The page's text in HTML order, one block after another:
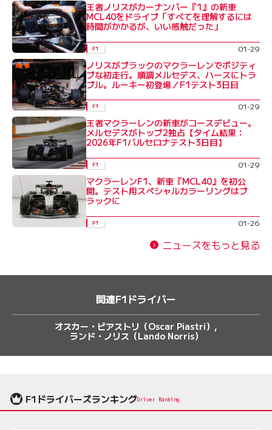
王者ノリスがカーナンバー『1』の新車
MCL40をドライブ「すべてを理解するには
時間がかかるが、いい感触だった」
F1 01-29
ノリスがブラックのマクラーレンでポジティ
ブな初走行。順調メルセデス、ハースにトラ
ブル。ルーキー初登場／F1テスト3日目
F1 01-29
王者マクラーレンの新車がコースデビュー。
メルセデスがトップ2独占【タイム結果：
2026年F1バルセロナテスト3日目】
F1 01-29
マクラーレンF1、新車『MCL40』を初公
開。テスト用スペシャルカラーリングはブ
ラックに
F1 01-26
ニュースをもっと見る
関連F1ドライバー
オスカー・ピアストリ（Oscar Piastri）
ランド・ノリス（Lando Norris）
F1ドライバーズランキングDriver Ranking